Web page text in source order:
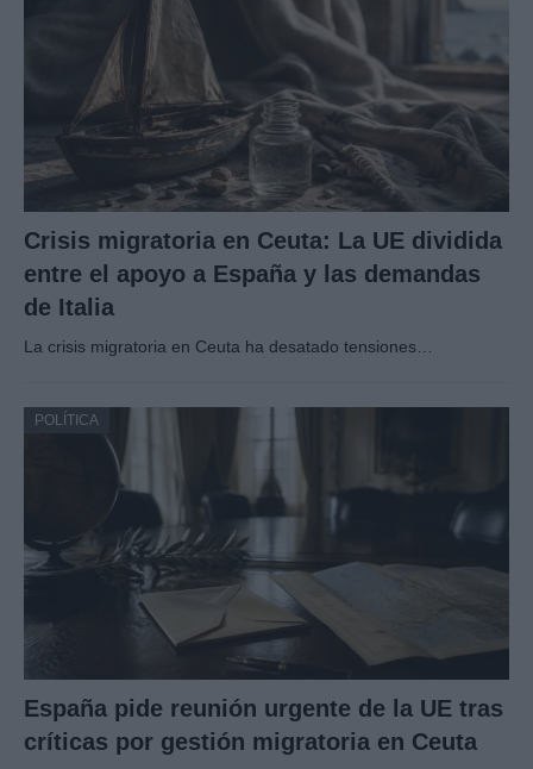
Crisis migratoria en Ceuta: La UE dividida
entre el apoyo a España y las demandas
de Italia
La crisis migratoria en Ceuta ha desatado tensiones…
POLÍTICA
España pide reunión urgente de la UE tras
críticas por gestión migratoria en Ceuta